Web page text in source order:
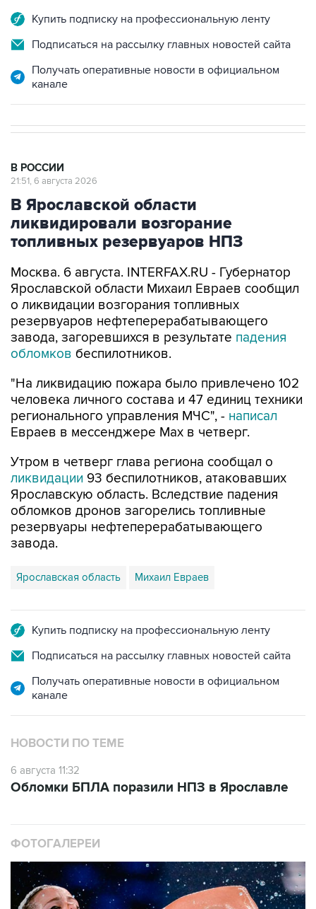
Подписаться на рассылку главных новостей сайта
Получать оперативные новости в официальном
канале
В Ярославской области
ликвидировали возгорание
топливных резервуаров НПЗ
Москва. 6 августа. INTERFAX.RU - Губернатор
о ликвидации возгорания топливных
резервуаров нефтеперерабатывающего
завода, загоревшихся в результатепадения
обломковбеспилотников.
"На ликвидацию пожара было привлечено 102
регионального управления МЧС", -написал
Евраев в мессенджере Мах в четверг.
Утром в четверг глава региона сообщал о
Ярославскую область. Вследствие падения
обломков дронов загорелись топливные
резервуары нефтеперерабатывающего
завода.
Ярославская область
Подписаться на рассылку главных новостей сайта
Получать оперативные новости в официальном
канале
НОВОСТИ ПО ТЕМЕ
6 августа 11:32